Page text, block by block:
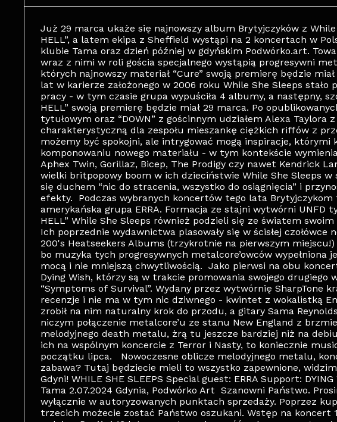
Już 29 marca ukaże się najnowszy album Brytyjczyków z While
HELL”, a latem ekipa z Sheffield wystąpi na 2 koncertach w
klubie Tama oraz dzień później w gdyńskim Podwórko.art.
wraz z nimi w roli gościa specjalnego wystąpią progresywni
których najnowszy materiał “Cure” swoją premierę będzie
lat w karierze założonego w 2006 roku While She Sleeps
pracy - w tym czasie grupa wypuściła 4 albumy, a następny,
HELL” swoją premierę będzie miał 29 marca. Po
tytułowym oraz “DOWN” z gościnnym udziałem Alexa Taylora
charakterystyczną dla zespołu mieszankę ciężkich riffów z
możemy być spokojni, ale intrygować mogą inspiracje, którymi
komponowaniu nowego materiału - w tym kontekście
Aphex Twin, Gorillaz, Bicep, The Prodigy czy nawet Kendrick
wielki britpopowy boom w ich dzieciństwie While She Sleeps
się duchem “nic do stracenia, wszystko do osiągnięcia” i
efekty. Podczas wybranych koncertów tego lata Brytyjczykom
amerykańska grupa ERRA. Formacja ze stajni wytwórni UNFD
HELL” While She Sleeps również podzieli się ze światem swoim
Ich poprzednie wydawnictwa plasowały się w ścisłej czołówce
200's Heatseekers Albums (trzykrotnie na pierwszym
bo muzyka tych progresywnych metalcore’owców wypełniona
mocą i nie mniejszą chwytliwością. Jako pierwsi na obu
Dying Wish, którzy są w trakcie promowania swojego drugiego
“Symptoms of Survival”. Wydany przez wytwórnię SharpTone
recenzje i nie ma w tym nic dziwnego - kwintet z wokalistką
zrobił na nim naturalny krok do przodu, a gitary Sama
niczym połączenie metalcore’u ze stanu New England z
melodyjnego death metalu, żrą tu jeszcze bardziej niż na
ich na wspólnym koncercie z Terror i Nasty, to koniecznie
początku lipca. Nowoczesne oblicze melodyjnego metalu,
zabawa? Tutaj będziecie mieli to wszystko zapewnione,
Gdyni! WHILE SHE SLEEPS Special guest: ERRA Support:
Tama 2.07.2024 Gdynia, Podwórko Art Szanowni Państwo.
wyłącznie w autoryzowanych punktach sprzedaży. Poprzez
trzecich możecie zostać Państwo oszukani. Wstęp na koncert